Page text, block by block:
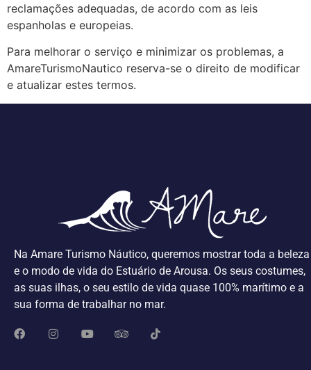
reclamações adequadas, de acordo com as leis
espanholas e europeias.
Para melhorar o serviço e minimizar os problemas, a
AmareTurismoNautico reserva-se o direito de modificar
e atualizar estes termos.
Na Amare Turismo Náutico, queremos mostrar toda a beleza
e o modo de vida do Estuário de Arousa. Os seus costumes,
as suas ilhas, o seu estilo de vida quase 100% marítimo e a
sua forma de trabalhar no mar.